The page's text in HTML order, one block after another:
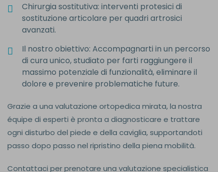
Chirurgia sostitutiva: interventi protesici di
sostituzione articolare per quadri artrosici
avanzati.
Il nostro obiettivo: Accompagnarti in un percorso
di cura unico, studiato per farti raggiungere il
massimo potenziale di funzionalità, eliminare il
dolore e prevenire problematiche future.
Grazie a una valutazione ortopedica mirata, la nostra
équipe di esperti è pronta a diagnosticare e trattare
ogni disturbo del piede e della caviglia, supportandoti
passo dopo passo nel ripristino della piena mobilità.
Contattaci per prenotare una valutazione specialistica